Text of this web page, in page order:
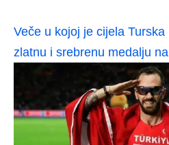
Veče u kojoj je cijela Turska
zlatnu i srebrenu medalju